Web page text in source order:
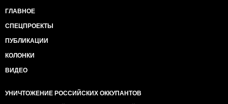
ГЛАВНОЕ
СПЕЦПРОЕКТЫ
ПУБЛИКАЦИИ
КОЛОНКИ
ВИДЕО
УНИЧТОЖЕНИЕ РОССИЙСКИХ ОККУПАНТОВ